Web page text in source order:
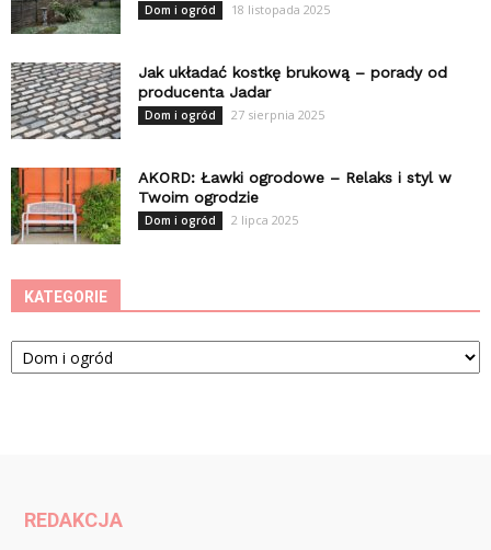
Dom i ogród 18 listopada 2025
Jak układać kostkę brukową – porady od
producenta Jadar
Dom i ogród 27 sierpnia 2025
AKORD: Ławki ogrodowe – Relaks i styl w
Twoim ogrodzie
Dom i ogród 2 lipca 2025
KATEGORIE
Kategorie
REDAKCJA